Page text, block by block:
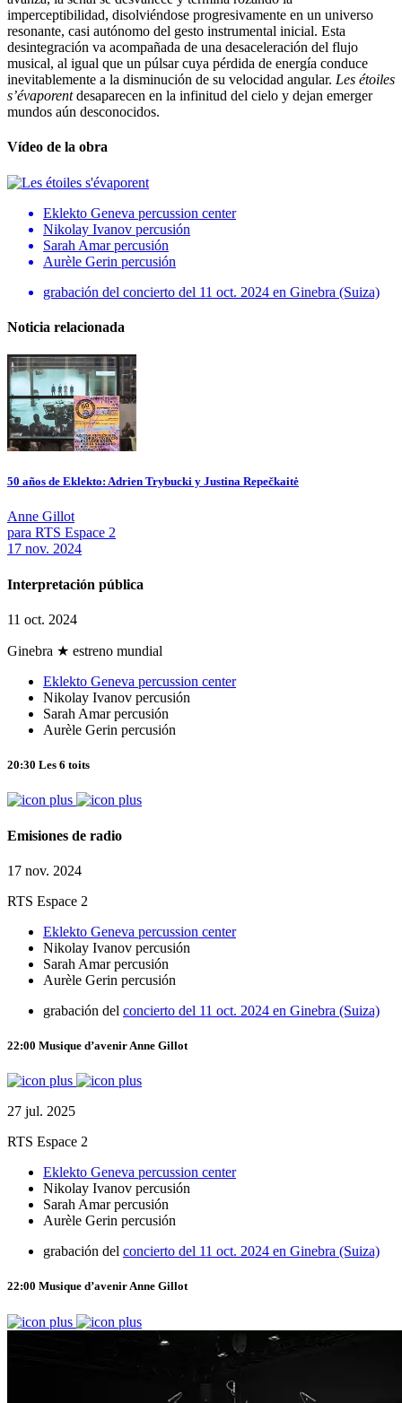
imperceptibilidad, disolviéndose progresivamente en un universo
resonante, casi autónomo del gesto instrumental inicial. Esta
desintegración va acompañada de una desaceleración del flujo
musical, al igual que un púlsar cuya pérdida de energía conduce
inevitablemente a la disminución de su velocidad angular. Les étoiles
s’évaporentdesaparecen en la infinitud del cielo y dejan emerger
mundos aún desconocidos.
Vídeo de la obra
Eklekto Geneva percussion center
Nikolay Ivanov percusión
Sarah Amarpercusión
Aurèle Gerin percusión
grabación del concierto del 11 oct. 2024 en Ginebra (Suiza)
Noticia relacionada
50 años de Eklekto: Adrien Trybucki y Justina Repečkaitė
Anne Gillot
para RTS Espace 2
17 nov. 2024
Interpretación pública
11 oct. 2024
Ginebra ★ estreno mundial
Eklekto Geneva percussion center
Nikolay Ivanov percusión
Sarah Amarpercusión
Aurèle Gerin percusión
20:30 Les 6 toits
Emisiones de radio
17 nov. 2024
RTS Espace 2
Eklekto Geneva percussion center
Nikolay Ivanov percusión
Sarah Amarpercusión
Aurèle Gerin percusión
grabación del concierto del 11 oct. 2024 en Ginebra (Suiza)
22:00 Musique d’avenirAnne Gillot
27 jul. 2025
RTS Espace 2
Eklekto Geneva percussion center
Nikolay Ivanov percusión
Sarah Amarpercusión
Aurèle Gerin percusión
grabación del concierto del 11 oct. 2024 en Ginebra (Suiza)
22:00 Musique d’avenirAnne Gillot